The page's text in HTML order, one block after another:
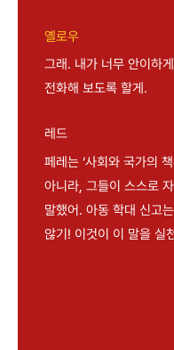
옐로우
그래. 내가 너무 안이하
전화해 보도록 할게.
레드
페레는 ‘사회와 국가의
아니라, 그들이 스스로
말했어. 아동 학대 신고
않기! 이것이 이 말을 실